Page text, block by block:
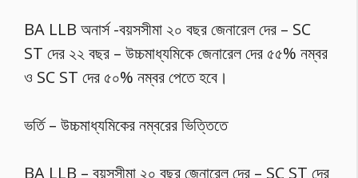
BA LLB অনার্স -বয়সসীমা ২০ বছর জেনারেল দের – SC
ST দের ২২ বছর – উচ্চমাধ্যমিকে জেনারেল দের ৫৫% নম্বর
ও SC ST দের ৫০% নম্বর পেতে হবে।
ভর্তি – উচ্চমাধ্যমিকের নম্বরের ভিত্তিতে
BA LLB – বয়সসীমা ২০ বছর জেনারেল দের – SC ST দের